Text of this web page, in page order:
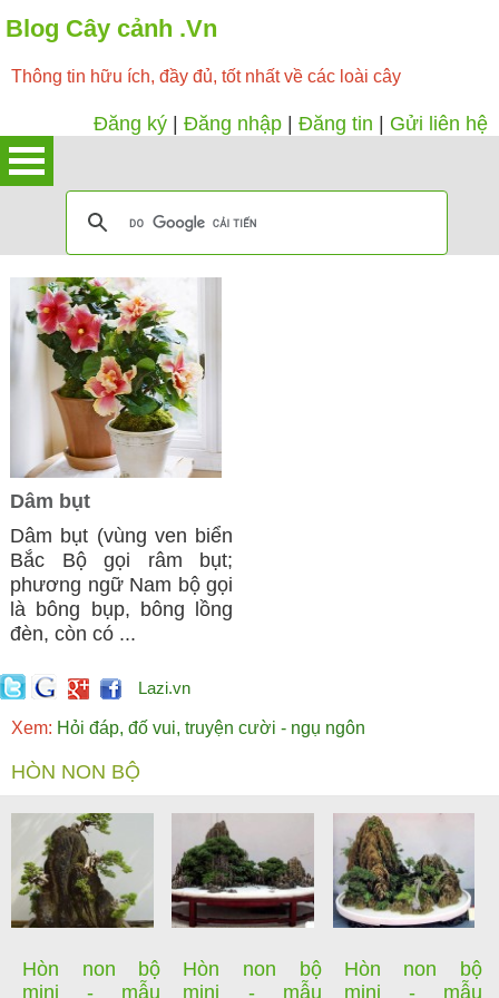
Blog Cây cảnh .Vn
Thông tin hữu ích, đầy đủ, tốt nhất về các loài cây
Đăng ký Đăng nhập Đăng tin Gửi liên hệ
Dâm bụt
Dâm bụt (vùng ven biển
Bắc Bộ gọi râm bụt;
phương ngữ Nam bộ gọi
là bông bụp, bông lồng
đèn, còn có ...
Lazi.vn
Xem: Hỏi đáp, đố vui, truyện cười - ngụ ngôn
HÒN NON BỘ
Hòn non bộ
mini - mẫu
Hòn non bộ
mini - mẫu
Hòn non bộ
mini - mẫu